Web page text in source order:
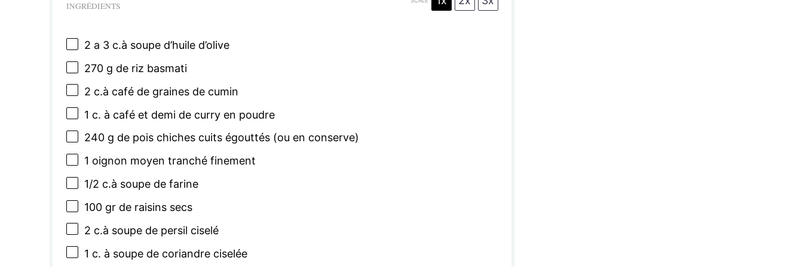
INGRÉDIENTS
2 a 3 c.à soupe d’huile d’olive
270 g de riz basmati
2 c.à café de graines de cumin
1 c. à café et demi de curry en poudre
240 g de pois chiches cuits égouttés (ou en conserve)
1 oignon moyen tranché finement
1/2 c.à soupe de farine
100gr de raisins secs
2 c.à soupe de persil ciselé
1 c. à soupe de coriandre ciselée